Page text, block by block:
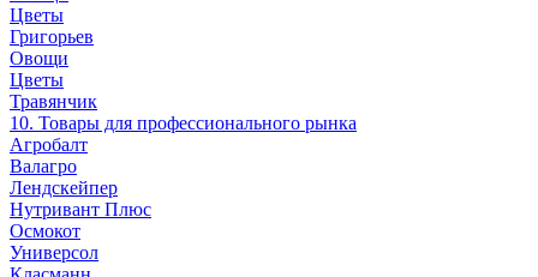
Цветы
Григорьев
Овощи
Цветы
Травянчик
10. Товары для профессионального рынка
Агробалт
Валагро
Лендскейпер
Нутривант Плюс
Осмокот
Универсол